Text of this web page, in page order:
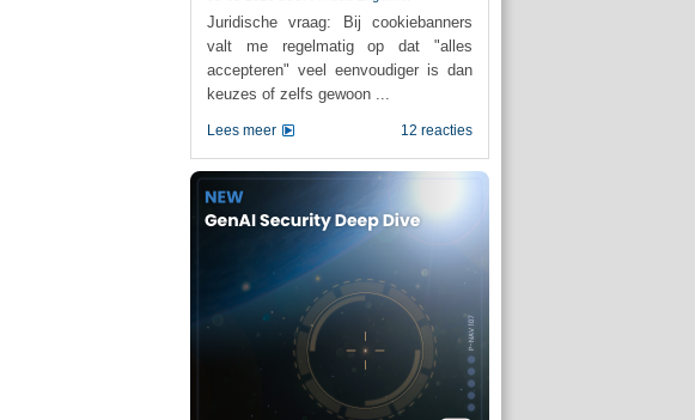
Juridische vraag: Bij cookiebanners
valt me regelmatig op dat "alles
accepteren" veel eenvoudiger is dan
keuzes of zelfs gewoon ...
12 reacties
Lees meer